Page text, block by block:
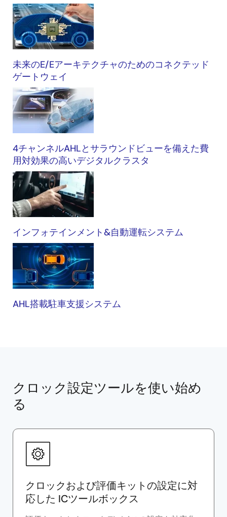
未来のE/Eアーキテクチャのためのコネクテッド
ゲートウェイ
4チャンネルAHLとサラウンドビューを備えた費
用対効果の高いデジタルクラスタ
インフォテインメント&自動運転システム
AHL搭載駐車支援システム
クロック設定ツールを使い始め
る
クロックおよび評価キットの設定に対
応した ICツールボックス